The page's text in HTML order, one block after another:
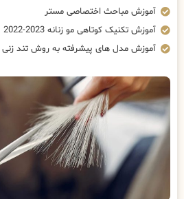
آموزش مباحث اختصاصی مستر
آموزش تکنیک کوتاهی مو زنانه 2023-2022
آموزش مدل های پیشرفته به روش تند زنی